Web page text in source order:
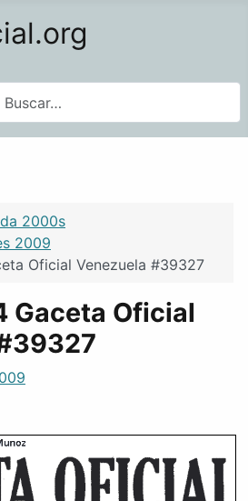
2000s
2009
Oficial Venezuela #39327
Gaceta Oficial